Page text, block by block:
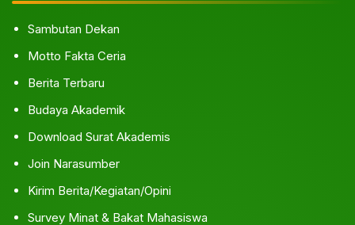
Sambutan Dekan
Motto Fakta Ceria
Berita Terbaru
Budaya Akademik
Download Surat Akademis
Join Narasumber
Kirim Berita/Kegiatan/Opini
Survey Minat & Bakat Mahasiswa